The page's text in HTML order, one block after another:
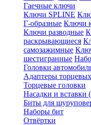
Гаечные ключи
Ключи SPLINE
Г-образные Ключи
Ключи разводные
раскрывающиеся
самозажимные
шестигранные
Головки
Адаптеры
Торцевые головки
Насадки и вставки
Биты для
Наборы бит
Отвёртки